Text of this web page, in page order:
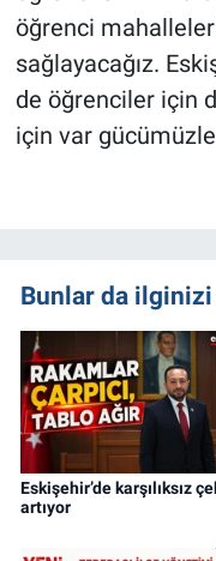
öğrenci
sağlayacağız.
de öğrenciler için
için var gücümüzle
Bunlar da
Eskişehir’de karşılıksız
artıyor